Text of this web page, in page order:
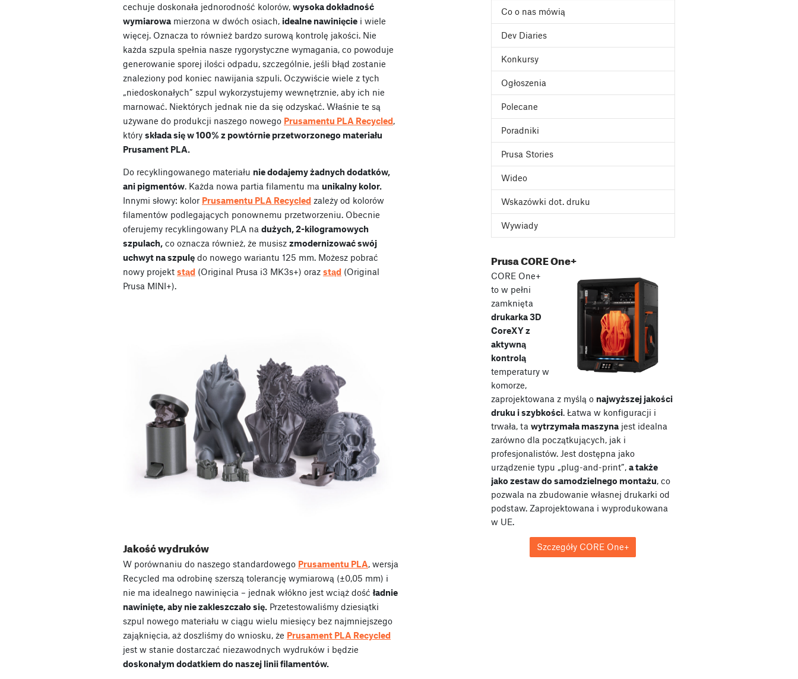
cechuje doskonała jednorodność kolorów, wysoka dokładność
wymiarowa mierzona w dwóch osiach, idealne nawinięcie i wiele
więcej. Oznacza to również bardzo surową kontrolę jakości. Nie
każda szpula spełnia nasze rygorystyczne wymagania, co powoduje
generowanie sporej ilości odpadu, szczególnie, jeśli błąd zostanie
znaleziony pod koniec nawijania szpuli. Oczywiście wiele z tych
„niedoskonałych” szpul wykorzystujemy wewnętrznie, aby ich nie
marnować. Niektórych jednak nie da się odzyskać. Właśnie te są
używane do produkcji naszego nowego Prusamentu PLA Recycled,
który składa się w 100% z powtórnie przetworzonego materiału
Prusament PLA.
Do recyklingowanego materiału nie dodajemy żadnych dodatków,
ani pigmentów. Każda nowa partia filamentu ma unikalny kolor.
Innymi słowy: kolor Prusamentu PLA Recycled zależy od kolorów
filamentów podlegających ponownemu przetworzeniu. Obecnie
oferujemy recyklingowany PLA na dużych, 2-kilogramowych
szpulach, co oznacza również, że musisz zmodernizować swój
uchwyt na szpulę do nowego wariantu 125 mm. Możesz pobrać
nowy projekt stąd (Original Prusa i3 MK3s+) oraz stąd (Original
Prusa MINI+).
Jakość wydruków
W porównaniu do naszego standardowego Prusamentu PLA, wersja
Recycled ma odrobinę szerszą tolerancję wymiarową (±0,05 mm) i
nie ma idealnego nawinięcia – jednak włókno jest wciąż dość ładnie
nawinięte, aby nie zakleszczało się. Przetestowaliśmy dziesiątki
szpul nowego materiału w ciągu wielu miesięcy bez najmniejszego
zająknięcia, aż doszliśmy do wniosku, że Prusament PLA Recycled
jest w stanie dostarczać niezawodnych wydruków i będzie
doskonałym dodatkiem do naszej linii filamentów.
Co o nas mówią
Dev Diaries
Konkursy
Ogłoszenia
Polecane
Poradniki
Prusa Stories
Wideo
Wskazówki dot. druku
Wywiady
Prusa CORE One+
CORE One+
to w pełni
zamknięta
drukarka 3D
CoreXY z
aktywną
kontrolą
temperatury w
komorze,
zaprojektowana z myślą o najwyższej jakości
druku i szybkości. Łatwa w konfiguracji i
trwała, ta wytrzymała maszynajest idealna
zarówno dla początkujących, jak i
profesjonalistów. Jest dostępna jako
urządzenie typu „plug-and-print”, a także
jako zestaw do samodzielnego montażu, co
pozwala na zbudowanie własnej drukarki od
podstaw. Zaprojektowana i wyprodukowana
w UE.
Szczegóły CORE One+